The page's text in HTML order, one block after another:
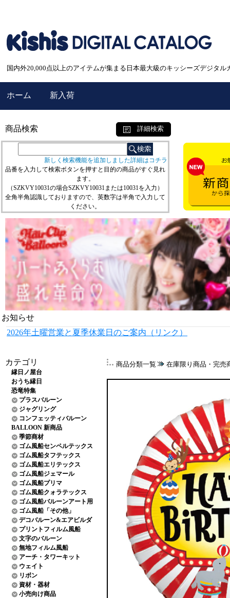
国内外20,000点以上のアイテムが集まる日本最大級のキッシーズデジタル
ホーム 新入荷
商品検索 詳細検索
新しく検索機能を追加しました詳細はコチラ
品番を入力して検索ボタンを押すと目的の商品がすぐ見れ
ます。
（SZKVY10031の場合SZKVY10031または10031を入力）
全角半角認識しておりますので、英数字は半角で入力して
ください。
お知らせ
2026年土曜営業と夏季休業日のご案内（リンク）
カテゴリ
縁日ノ屋台
おうち縁日
恐竜特集
プラスバルーン
ジャグリング
コンフェッティバルーン
BALLOON 新商品
季節商材
ゴム風船センペルテックス
ゴム風船タフテックス
ゴム風船エリテックス
ゴム風船ジェマール
ゴム風船プリマ
ゴム風船クォラテックス
ゴム風船バルーンアート用
ゴム風船「その他」
デコバルーン&エアビルダ
プリントフィルム風船
文字のバルーン
無地フィルム風船
アーチ・タワーキット
ウェイト
リボン
資材・器材
小売向け商品
商品分類一覧 在庫限り商品・完売